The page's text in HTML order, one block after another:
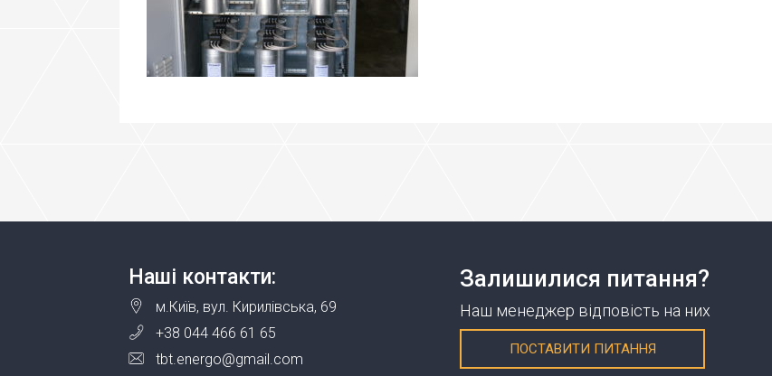
Наші контакти:
м.Київ, вул. Кирилівська, 69
+38 044 466 61 65
tbt.energo@gmail.com
Залишилися питання?
Наш менеджер відповість на них
ПОСТАВИТИ ПИТАННЯ